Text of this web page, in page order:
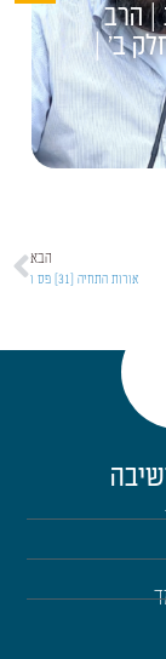
| הרב
ב' |
הבא
אורות התחיה [31] פס ו